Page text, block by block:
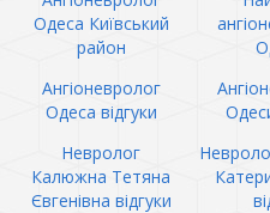
Одеса Київський
район
Ангіоневролог
Одеса відгуки
Невролог
Калюжна Тетяна
Євгенівна відгуки